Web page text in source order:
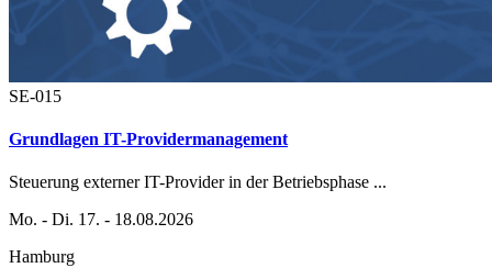
SE-015
Grundlagen IT-Providermanagement
Steuerung externer IT-Provider in der Betriebsphase ...
Mo. - Di. 17. - 18.08.2026
Hamburg